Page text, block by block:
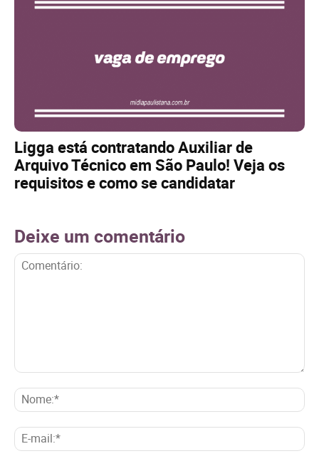
Ligga está contratando Auxiliar de
Arquivo Técnico em São Paulo! Veja os
requisitos e como se candidatar
Deixe um comentário
E-